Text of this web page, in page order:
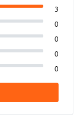
3
0
0
0
0